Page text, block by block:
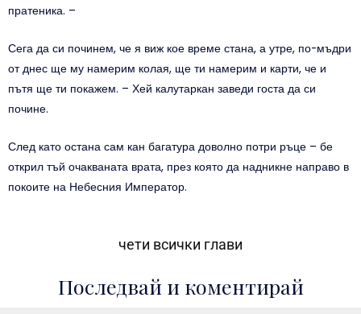
пратеника. –
Сега да си починем, че я виж кое време стана, а утре, по-мъдри
от днес ще му намерим колая, ще ти намерим и карти, че и
пътя ще ти покажем. – Хей калутаркан заведи госта да си
почине.
След като остана сам кан багатура доволно потри ръце – бе
открил тъй очакваната врата, през която да надникне направо в
покоите на Небесния Император.
чети всички глави
Последвай и коментирай